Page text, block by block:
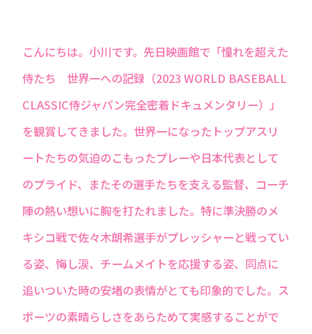
こんにちは。小川です。先日映画館で「憧れを超えた
侍たち 世界一への記録（2023 WORLD BASEBALL
CLASSIC侍ジャパン完全密着ドキュメンタリー）」
を観賞してきました。世界一になったトップアスリ
ートたちの気迫のこもったプレーや日本代表として
のプライド、またその選手たちを支える監督、コーチ
陣の熱い想いに胸を打たれました。特に準決勝のメ
キシコ戦で佐々木朗希選手がプレッシャーと戦ってい
る姿、悔し涙、チームメイトを応援する姿、同点に
追いついた時の安堵の表情がとても印象的でした。ス
ポーツの素晴らしさをあらためて実感することがで